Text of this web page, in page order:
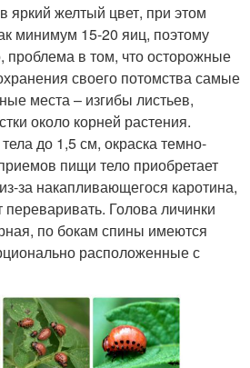
желтый цвет, при этом
минимум 15-20 яиц, поэтому
проблема в том, что осторожные
своего потомства самые
места – изгибы листьев,
около корней растения.
до 1,5 см, окраска темно-
пищи тело приобретает
за накапливающегося каротина,
Голова личинки
по бокам спины имеются
расположенные с